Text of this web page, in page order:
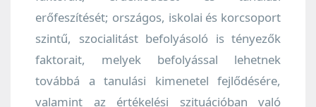
erőfeszítését; országos, iskolai és korcsoport
szintű, szocialitást befolyásoló is tényezők
faktorait, melyek befolyással lehetnek
továbbá a tanulási kimenetel fejlődésére,
valamint az értékelési szituációban való